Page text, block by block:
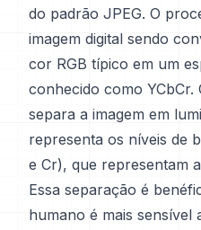
do padrão JPEG. O
imagem digital sendo
cor RGB típico em um
conhecido como YCbCr.
separa a imagem em
representa os níveis de
e Cr), que representam
Essa separação é
humano é mais sensível